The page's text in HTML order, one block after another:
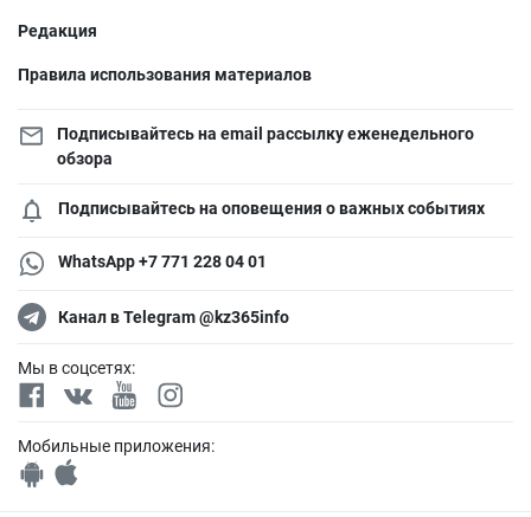
Редакция
Правила использования материалов
Подписывайтесь на email рассылку еженедельного
обзора
Подписывайтесь на оповещения о важных событиях
WhatsApp +7 771 228 04 01
Канал в Telegram @kz365info
Мы в соцсетях:
Мобильные приложения: